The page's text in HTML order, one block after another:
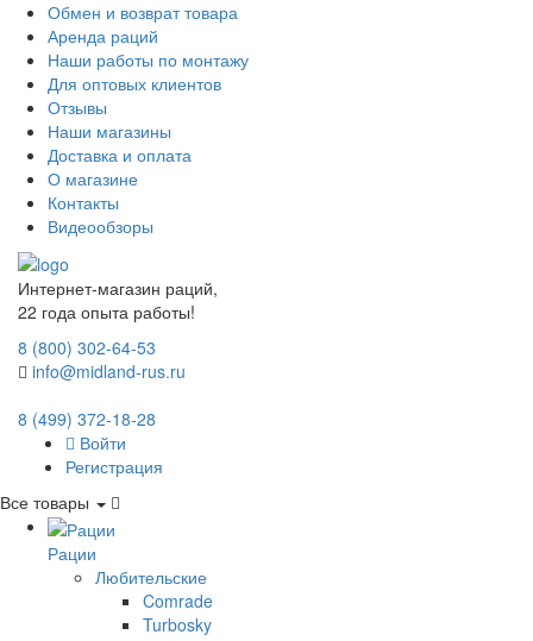
Обмен и возврат товара
Аренда раций
Наши работы по монтажу
Для оптовых клиентов
Отзывы
Наши магазины
Доставка и оплата
О магазине
Контакты
Видеообзоры
Интернет-магазин раций,
22 года опыта работы!
8 (800) 302-64-53
info@midland-rus.ru
8 (499) 372-18-28
Войти
Регистрация
Все товары
Рации
Любительские
Comrade
Turbosky